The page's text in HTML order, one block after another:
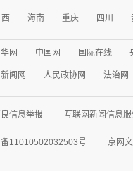
海南 重庆 四川
网 中国网 国际在线
闻网 人民政协网 法治网
信息举报 互联网新闻信息
11010502032503号 京网